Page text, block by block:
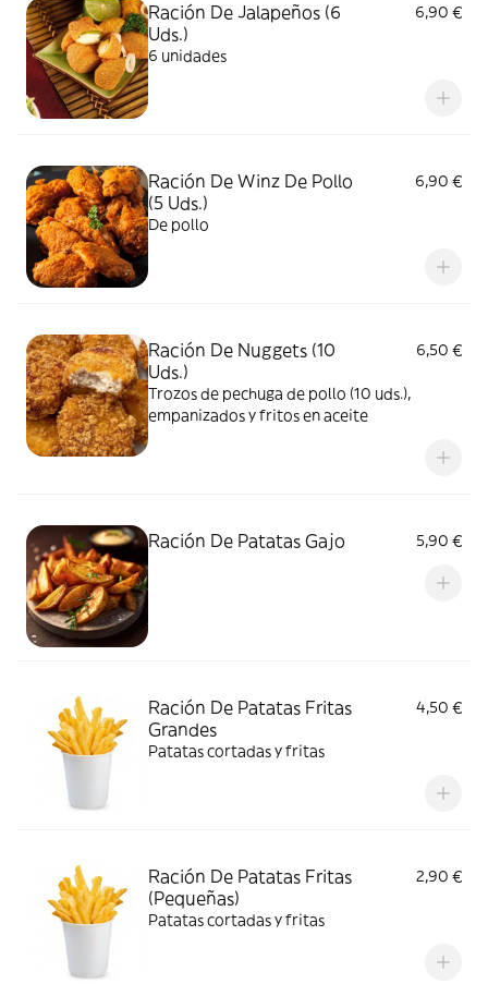
Ración De Jalapeños (6
Uds.)
6,90 €
6 unidades
Ración De Winz De Pollo
(5 Uds.)
6,90 €
De pollo
Ración De Nuggets (10
Uds.)
6,50 €
Trozos de pechuga de pollo (10 uds.),
empanizados y fritos en aceite
Ración De Patatas Gajo 5,90 €
Ración De Patatas Fritas
Grandes
4,50 €
Patatas cortadas y fritas
Ración De Patatas Fritas
(Pequeñas)
2,90 €
Patatas cortadas y fritas